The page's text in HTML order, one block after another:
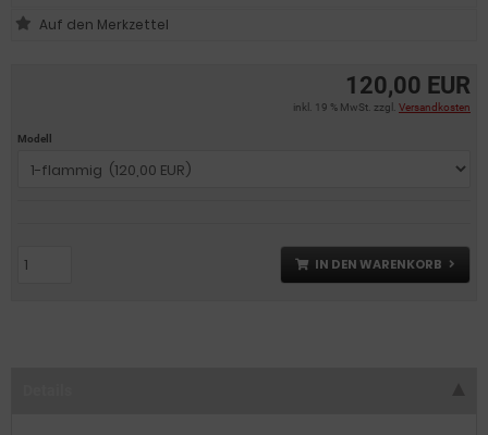
120,00 EUR
inkl. 19 % MwSt. zzgl. Versandkosten
Modell
IN DEN WARENKORB